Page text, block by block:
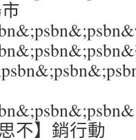
不】銷行動